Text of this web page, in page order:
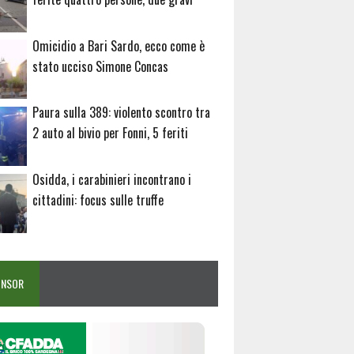
Omicidio a Bari Sardo, ecco come è
stato ucciso Simone Concas
Paura sulla 389: violento scontro tra
2 auto al bivio per Fonni, 5 feriti
Osidda, i carabinieri incontrano i
cittadini: focus sulle truffe